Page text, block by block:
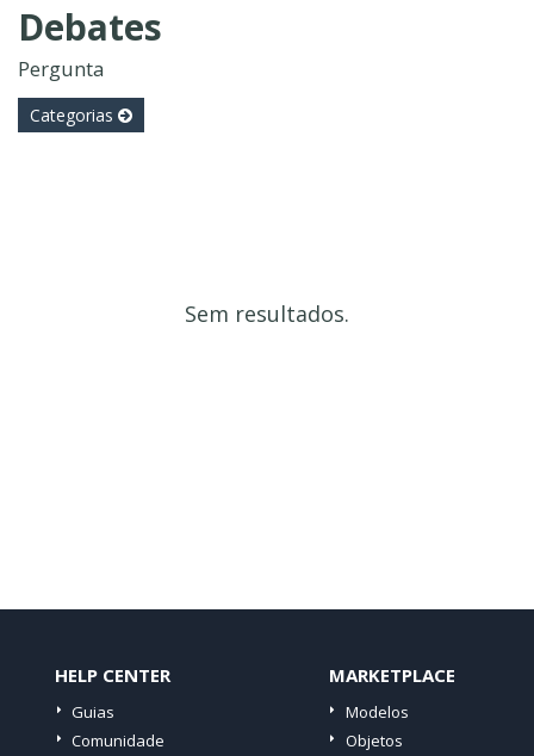
Debates
Pergunta
Categorias
Sem resultados.
HELP CENTER
Guias
Comunidade
MARKETPLACE
Modelos
Objetos